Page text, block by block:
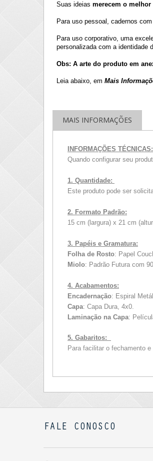
Suas ideias merecem o melhor
Para uso pessoal, cadernos com
Para uso corporativo, uma
personalizada com a identidade
Obs: A arte do produto em
Leia abaixo, em Mais
MAIS INFORMAÇÕES
INFORMAÇÕES TÉCNICAS:
Quando configurar seu
1. Quantidade:
Este produto pode ser
2. Formato Padrão:
15 cm (largura) x 21 cm
3. Papéis e Gramatura:
Folha de Rosto: Papel
Miolo: Padrão Futura com
4. Acabamentos:
Encadernação: Espiral
Capa: Capa Dura, 4x0.
Laminação na Capa:
5. Gabaritos:
Para facilitar o fechamento
FALE CONOSCO